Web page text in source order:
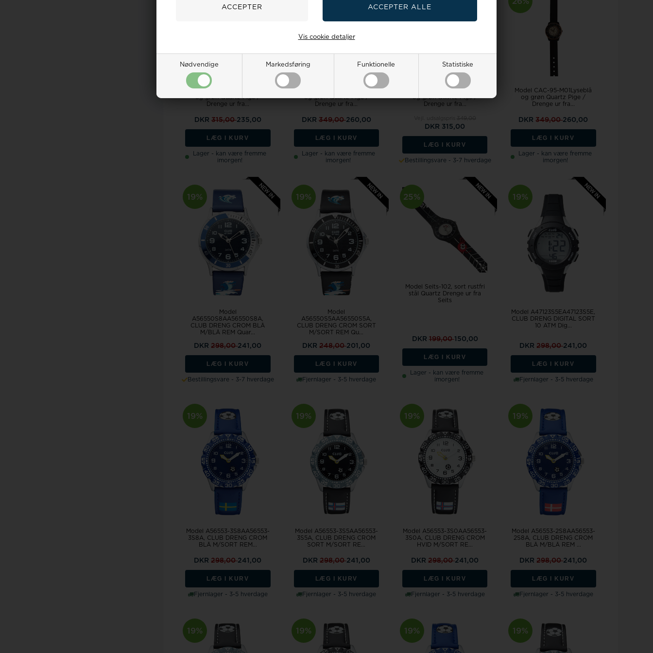
Nødvendige Markedsføring Funktionelle Statistiske
Vis cookie detaljer
og grøn Quartz Pige /
Drenge ur fra...
DKR 315,00235,00
LÆG I KURV
Lager - kan være fremme
imorgen!
og grøn Quartz Pige /
Drenge ur fra...
DKR 349,00260,00
LÆG I KURV
Lager - kan være fremme
imorgen!
og grøn Quartz Pige /
Drenge ur fra...
DKR 315,00
LÆG I KURV
Bestillingsvare - 3-7 hverdage
Model CAC-95-M01Lyseblå
og grøn Quartz Pige /
Drenge ur fra...
DKR349,00260,00
LÆG I KURV
Lager - kan være fremme
imorgen!
19%
Model
A56550S8AA56550S8A,
CLUB DRENG CROM BLÅ
M/BLÅ REM Quar...
DKR298,00241,00
LÆG I KURV
Bestillingsvare - 3-7 hverdage
19%
Model
A56550S5AA56550S5A,
CLUB DRENG CROM SORT
M/SORT REM Qu...
DKR248,00201,00
LÆG I KURV
Fjernlager - 3-5 hverdage
25%
Model Seits-102
sort rustfri
stål Quartz Drenge ur fra
Seits
DKR 199,00150,00
LÆG I KURV
Lager - kan være fremme
imorgen!
19%
Model A47123S5EA47123S5E,
CLUB DRENG DIGITAL SORT
10 ATM Dig...
DKR298,00241,00
LÆG I KURV
Fjernlager - 3-5 hverdage
19%
Model A56553-3S8AA56553-
3S8A, CLUB DRENG CROM
BLÅ M/SORT REM...
DKR298,00241,00
LÆG I KURV
Fjernlager - 3-5 hverdage
19%
Model A56553-3S5AA56553-
3S5A, CLUB DRENG CROM
SORT M/SORT RE...
DKR 298,00241,00
LÆG I KURV
Fjernlager - 3-5 hverdage
19%
Model A56553-3S0AA56553-
3S0A, CLUB DRENG CROM
HVID M/SORT RE...
DKR298,00241,00
LÆG I KURV
Fjernlager - 3-5 hverdage
19%
Model A56553-2S8AA56553-
2S8A, CLUB DRENG CROM
BLÅ M/BLÅ REM ...
DKR298,00241,00
LÆG I KURV
Fjernlager - 3-5 hverdage
19% 19% 19% 19%